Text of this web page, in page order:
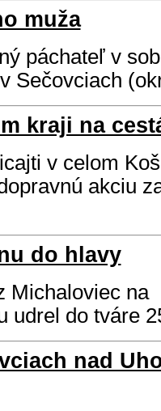
muža
páchateľ v
Sečovciach
kraji na
v celom
akciu
do hlavy
Michaloviec na
udrel do tváre
nad